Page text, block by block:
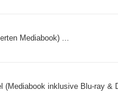
Mediabook) ...
inklusive Blu-ray &